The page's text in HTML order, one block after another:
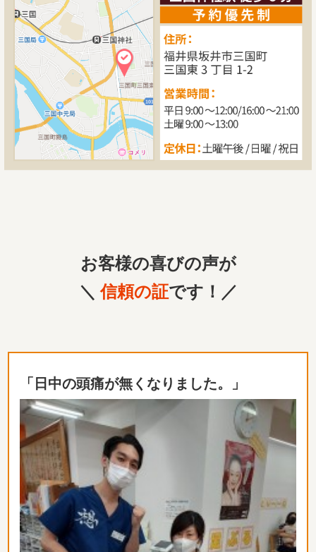
お客様の喜びの声が
＼信頼の証です！／
「日中の頭痛が無くなりました。」